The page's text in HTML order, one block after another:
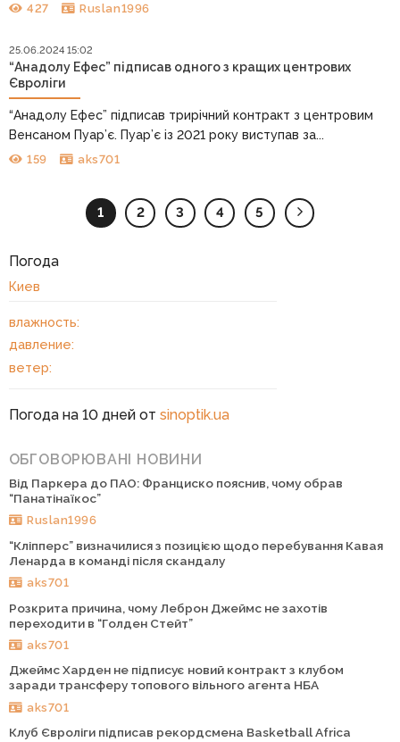
427 Ruslan1996
25.06.2024 15:02
“Анадолу Ефес” підписав одного з кращих центрових
Євроліги
“Анадолу Ефес” підписав трирічний контракт з центровим
Венсаном Пуар’є. Пуар’є із 2021 року виступав за...
159 aks701
1 2 3 4 5
Погода
Киев
влажность:
давление:
ветер:
Погода на 10 дней от sinoptik.ua
ОБГОВОРЮВАНІ НОВИНИ
Від Паркера до ПАО: Франциско пояснив, чому обрав
“Панатінаїкос”
Ruslan1996
“Кліпперс” визначилися з позицією щодо перебування Кавая
Ленарда в команді після скандалу
aks701
Розкрита причина, чому Леброн Джеймс не захотів
переходити в “Голден Стейт”
aks701
Джеймс Харден не підписує новий контракт з клубом
заради трансферу топового вільного агента НБА
aks701
Клуб Євроліги підписав рекордсмена Basketball Africa